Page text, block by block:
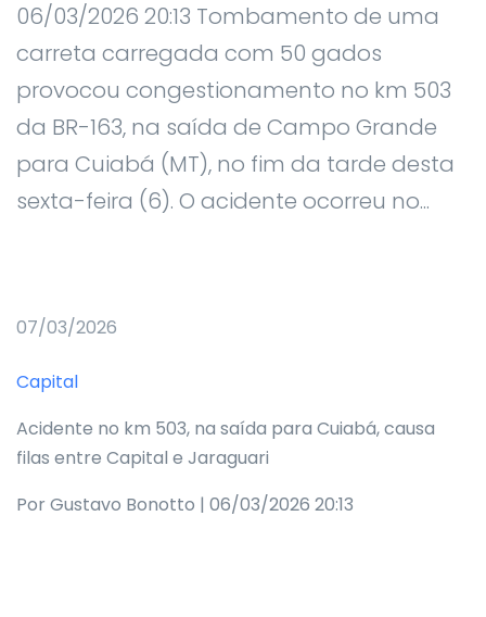
06/03/2026 20:13 Tombamento de uma
carreta carregada com 50 gados
provocou congestionamento no km 503
da BR-163, na saída de Campo Grande
para Cuiabá (MT), no fim da tarde desta
sexta-feira (6). O acidente ocorreu no...
07/03/2026
Capital
Acidente no km 503, na saída para Cuiabá, causa
filas entre Capital e Jaraguari
Por Gustavo Bonotto | 06/03/2026 20:13